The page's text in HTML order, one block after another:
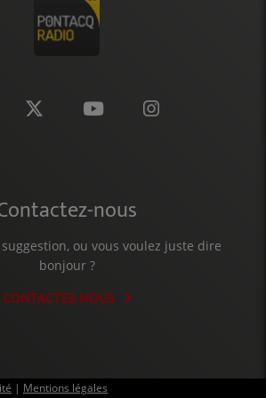
nous
ou vous voulez juste dire
bonjour ?
CONTACTEZ-NOUS
| Mentions légales